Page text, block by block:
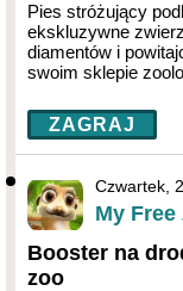
Pies stróżujący
ekskluzywne
diamentów i
swoim sklepie
ZAGRAJ
Czwartek,
My Free
Booster na
zoo